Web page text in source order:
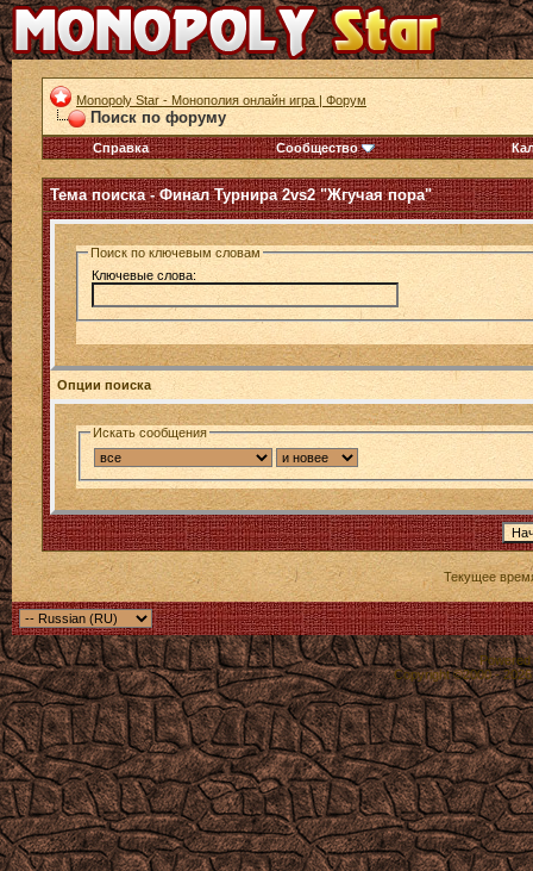
Monopoly Star - Монополия онлайн игра | Форум
Поиск по форуму
Справка Сообщество
Тема поиска -Финал Турнира 2vs2 "Жгучая пора"
Поиск по ключевым словам
Ключевые слова:
Опции поиска
Искать сообщения
Текущее
Powered
Copyright ©2000 -